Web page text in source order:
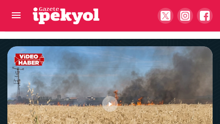
Çarşaf giyip geldi, emekli polisi kurşun
yağmuruna tuttu